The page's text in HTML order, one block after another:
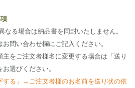
る場合は納品書を同封いたしません。
問い合わせ欄にご記入ください。
をご注文者様名に変更する場合は「送り
選びください。
する」→ご注文者様のお名前を送り状の依